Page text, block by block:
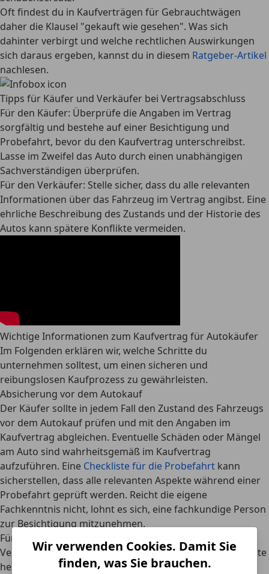
Wir verwenden Cookies. Damit Sie
finden, was Sie brauchen.
Oft findest du in Kaufverträgen für Gebrauchtwägen
daher die Klausel "gekauft wie gesehen". Was sich
dahinter verbirgt und welche rechtlichen Auswirkungen
sich daraus ergeben, kannst du in diesem Ratgeber-Artikel
nachlesen.
Tipps für Käufer und Verkäufer bei Vertragsabschluss
Für den Käufer: Überprüfe die Angaben im Vertrag
sorgfältig und bestehe auf einer Besichtigung und
Probefahrt, bevor du den Kaufvertrag unterschreibst.
Lasse im Zweifel das Auto durch einen unabhängigen
Sachverständigen überprüfen.
Für den Verkäufer: Stelle sicher, dass du alle relevanten
Informationen über das Fahrzeug im Vertrag angibst. Eine
ehrliche Beschreibung des Zustands und der Historie des
Autos kann spätere Konflikte vermeiden.
Wichtige Informationen zum Kaufvertrag für Autokäufer
Im Folgenden erklären wir, welche Schritte du
unternehmen solltest, um einen sicheren und
reibungslosen Kaufprozess zu gewährleisten.
Absicherung vor dem Autokauf
Der Käufer sollte in jedem Fall den Zustand des Fahrzeugs
vor dem Autokauf prüfen und mit den Angaben im
Kaufvertrag abgleichen. Eventuelle Schäden oder Mängel
am Auto sind wahrheitsgemäß im Kaufvertrag
aufzuführen. Eine Checkliste für die Probefahrt kann
sicherstellen, dass alle relevanten Aspekte während einer
Probefahrt geprüft werden. Reicht die eigene
Fachkenntnis nicht, lohnt es sich, eine fachkundige Person
zur Besichtigung mitzunehmen.
Für den Autokauf gilt es, sich vor der
Vertragsunterzeichnung Zeit zu nehmen. Folgende Punkte
helfen, den
Zustand eines Gebrauchtwagens vor dem